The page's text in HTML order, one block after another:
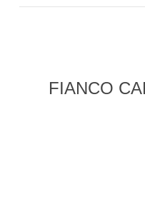
FIANCO